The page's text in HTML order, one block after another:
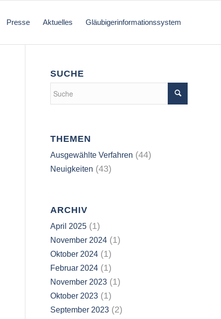
Presse Aktuelles Gläubigerinformationssystem
SUCHE
THEMEN
Ausgewählte Verfahren (44)
Neuigkeiten (43)
ARCHIV
April 2025 (1)
November 2024 (1)
Oktober 2024 (1)
Februar 2024 (1)
November 2023 (1)
Oktober 2023 (1)
September 2023 (2)